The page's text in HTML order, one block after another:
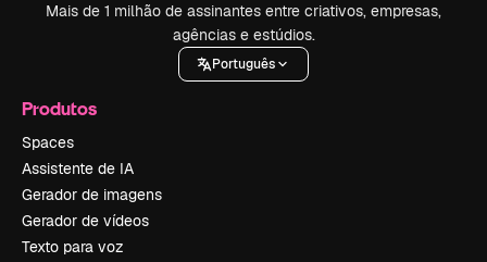
Mais de 1 milhão de assinantes entre criativos, empresas,
agências e estúdios.
Português
Produtos
Spaces
Assistente de IA
Gerador de imagens
Gerador de vídeos
Texto para voz